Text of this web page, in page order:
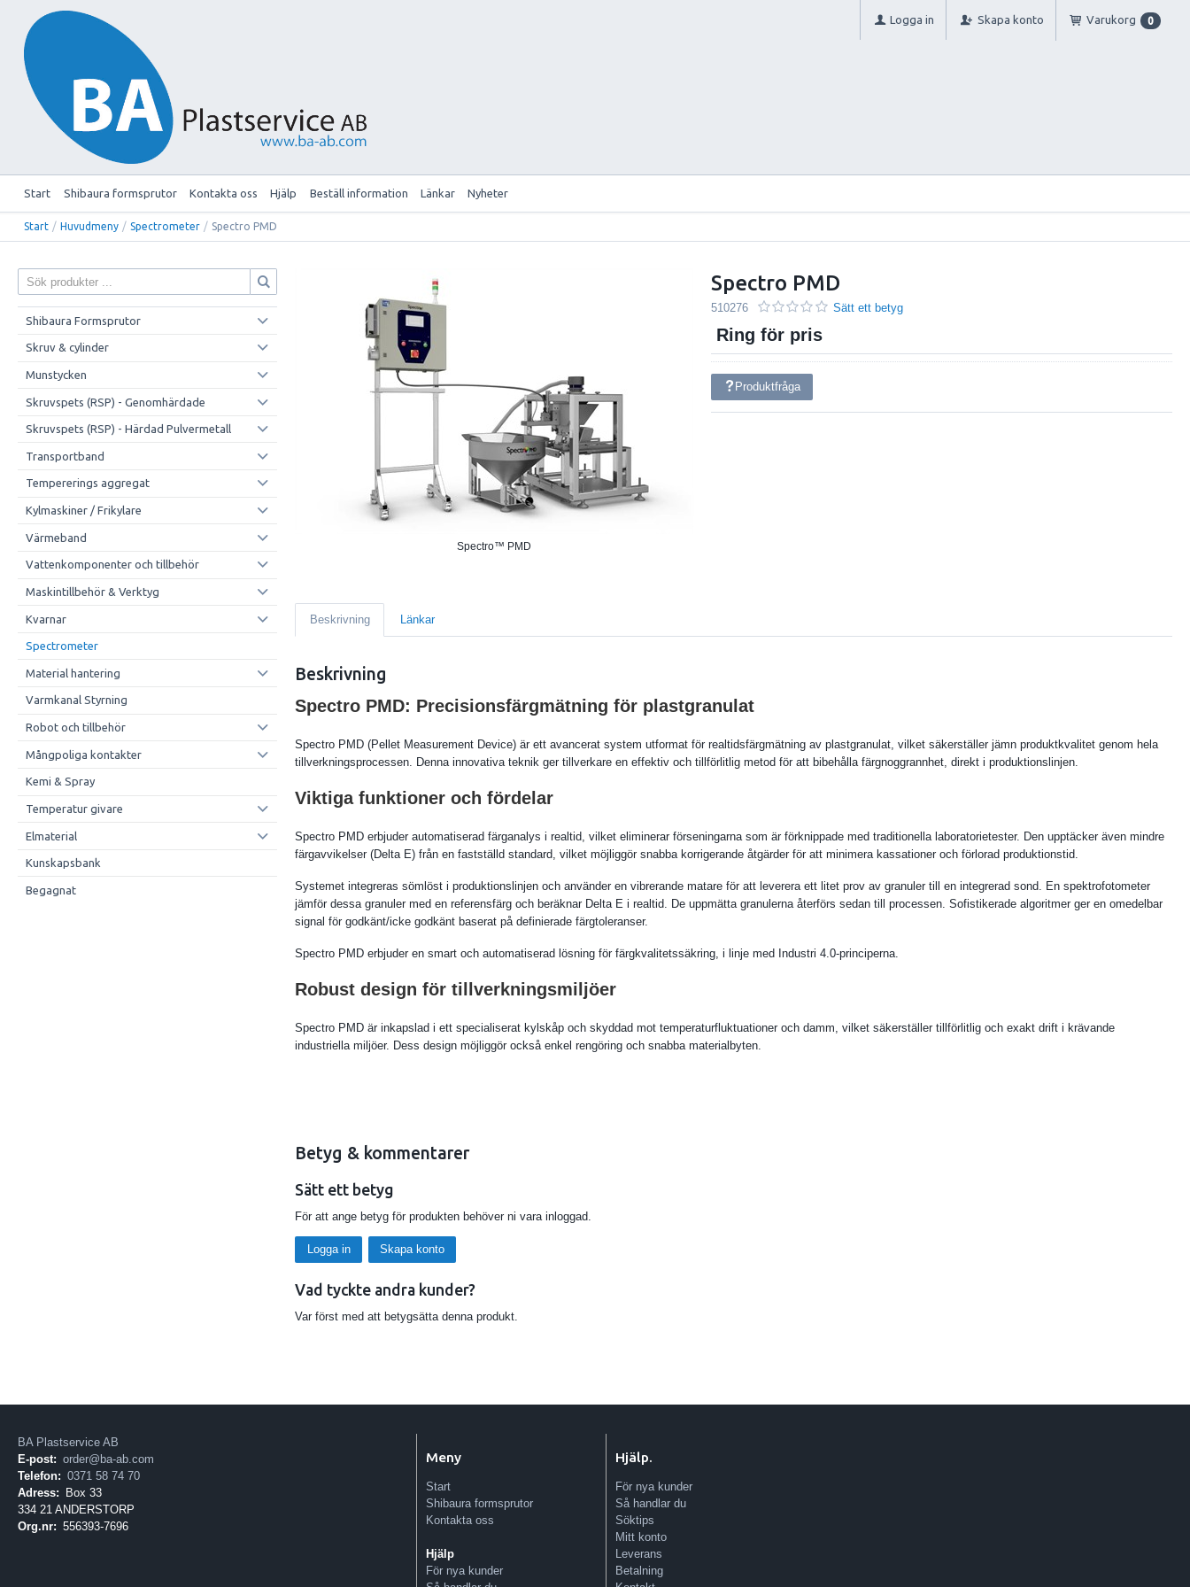
Logga in Skapa konto Varukorg 0
Start Shibaura formsprutor Kontakta oss Hjälp Beställ information Länkar Nyheter
Start / Huvudmeny / Spectrometer / Spectro PMD
Shibaura Formsprutor
Skruv & cylinder
Munstycken
Skruvspets (RSP) - Genomhärdade
Skruvspets (RSP) - Härdad Pulvermetall
Transportband
Tempererings aggregat
Kylmaskiner / Frikylare
Värmeband
Vattenkomponenter och tillbehör
Maskintillbehör & Verktyg
Kvarnar
Spectrometer
Material hantering
Varmkanal Styrning
Robot och tillbehör
Mångpoliga kontakter
Kemi & Spray
Temperatur givare
Elmaterial
Kunskapsbank
Begagnat
Spectro™ PMD
Spectro PMD
510276 Sätt ett betyg
Ring för pris
Produktfråga
Beskrivning Länkar
Beskrivning
Spectro PMD: Precisionsfärgmätning för plastgranulat
Spectro PMD (Pellet Measurement Device) är ett avancerat system utformat för realtidsfärgmätning av plastgranulat, vilket säkerställer jämn produktkvalitet genom hela
tillverkningsprocessen. Denna innovativa teknik ger tillverkare en effektiv och tillförlitlig metod för att bibehålla färgnoggrannhet, direkt i produktionslinjen.
Viktiga funktioner och fördelar
Spectro PMD erbjuder automatiserad färganalys i realtid, vilket eliminerar förseningarna som är förknippade med traditionella laboratorietester. Den upptäcker även mindre
färgavvikelser (Delta E) från en fastställd standard, vilket möjliggör snabba korrigerande åtgärder för att minimera kassationer och förlorad produktionstid.
Systemet integreras sömlöst i produktionslinjen och använder en vibrerande matare för att leverera ett litet prov av granuler till en integrerad sond. En spektrofotometer
jämför dessa granuler med en referensfärg och beräknar Delta E i realtid. De uppmätta granulerna återförs sedan till processen. Sofistikerade algoritmer ger en omedelbar
signal för godkänt/icke godkänt baserat på definierade färgtoleranser.
Spectro PMD erbjuder en smart och automatiserad lösning för färgkvalitetssäkring, i linje med Industri 4.0-principerna.
Robust design för tillverkningsmiljöer
Spectro PMD är inkapslad i ett specialiserat kylskåp och skyddad mot temperaturfluktuationer och damm, vilket säkerställer tillförlitlig och exakt drift i krävande
industriella miljöer. Dess design möjliggör också enkel rengöring och snabba materialbyten.
Betyg & kommentarer
Sätt ett betyg
För att ange betyg för produkten behöver ni vara inloggad.
Logga in Skapa konto
Vad tyckte andra kunder?
Var först med att betygsätta denna produkt.
BA Plastservice AB
E-post: order@ba-ab.com
Telefon: 0371 58 74 70
Adress:
Box 33
334 21 ANDERSTORP
Org.nr: 556393-7696
Meny
Start
Shibaura formsprutor
Kontakta oss
Hjälp
För nya kunder
Hjälp.
För nya kunder
Så handlar du
Söktips
Mitt konto
Leverans
Betalning